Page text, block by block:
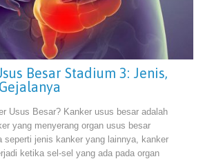
Besar Stadium 3: Jenis,
Usus Besar? Kanker usus besar adalah
yang menyerang organ usus besar
seperti jenis kanker yang lainnya, kanker
ketika sel-sel yang ada pada organ